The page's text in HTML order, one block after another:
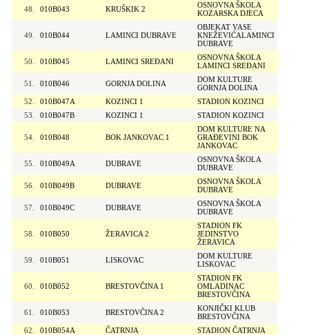
48. 010B043 KRUŠKIK 2
OSNOVNA ŠKOLA
KOZARSKA DJECA
49. 010B044 LAMINCI DUBRAVE
OBJEKAT VASE
KNEŽEVIĆALAMINCI
DUBRAVE
50. 010B045 LAMINCI SREĐANI
OSNOVNA ŠKOLA
LAMINCI SREĐANI
51. 010B046 GORNJA DOLINA
DOM KULTURE
GORNJA DOLINA
52.
010B047A KOZINCI 1
STADION KOZINCI
53.
010B047B KOZINCI 1 STADION KOZINCI
54. 010B048 BOK JANKOVAC 1
DOM KULTURE NA
GRAĐEVINI BOK
JANKOVAC
55. 010B049A DUBRAVE
OSNOVNA ŠKOLA
DUBRAVE
56. 010B049B DUBRAVE
OSNOVNA ŠKOLA
DUBRAVE
57. 010B049C DUBRAVE
OSNOVNA ŠKOLA
DUBRAVE
58. 010B050 ŽERAVICA 2
STADION FK
JEDINSTVO
ŽERAVICA
59. 010B051 LISKOVAC
DOM KULTURE
LISKOVAC
60. 010B052 BRESTOVČINA 1
STADION FK
OMLADINAC
BRESTOVČINA
61. 010B053 BRESTOVČINA 2
KONJIČKI KLUB
BRESTOVČINA
62.
010B054A ČATRNJA
STADION ČATRNJA